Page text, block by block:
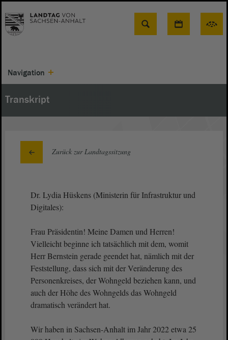
Suche
Navigation
Transkript
Zurück zur Landtagssitzung
Dr. Lydia Hüskens (Ministerin für Infrastruktur und
Digitales):
Frau Präsidentin! Meine Damen und Herren!
Vielleicht beginne ich tatsächlich mit dem, womit
Herr Bernstein gerade geendet hat, nämlich mit der
Feststellung, dass sich mit der Veränderung des
Personenkreises, der Wohngeld beziehen kann, und
auch der Höhe des Wohngelds das Wohngeld
dramatisch verändert hat.
Wir haben in Sachsen-Anhalt im Jahr 2022 etwa 25